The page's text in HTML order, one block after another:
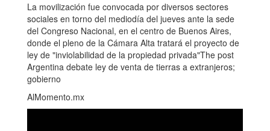
La movilización fue convocada por diversos sectores
sociales en torno del mediodía del jueves ante la sede
del Congreso Nacional, en el centro de Buenos Aires,
donde el pleno de la Cámara Alta tratará el proyecto de
ley de "inviolabilidad de la propiedad privada"The post
Argentina debate ley de venta de tierras a extranjeros;
gobierno
AlMomento.mx